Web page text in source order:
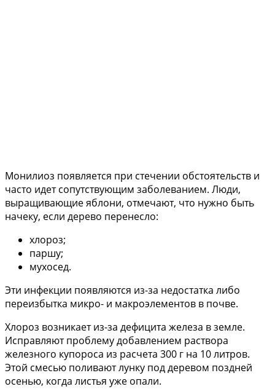
Монилиоз появляется при стечении обстоятельств и
часто идет сопутствующим заболеванием. Люди,
выращивающие яблони, отмечают, что нужно быть
начеку, если дерево перенесло:
хлороз;
паршу;
мухосед.
Эти инфекции появляются из-за недостатка либо
переизбытка микро- и макроэлементов в почве.
Хлороз возникает из-за дефицита железа в земле.
Исправляют проблему добавлением раствора
железного купороса из расчета 300 г на 10 литров.
Этой смесью поливают лунку под деревом поздней
осенью, когда листья уже опали.